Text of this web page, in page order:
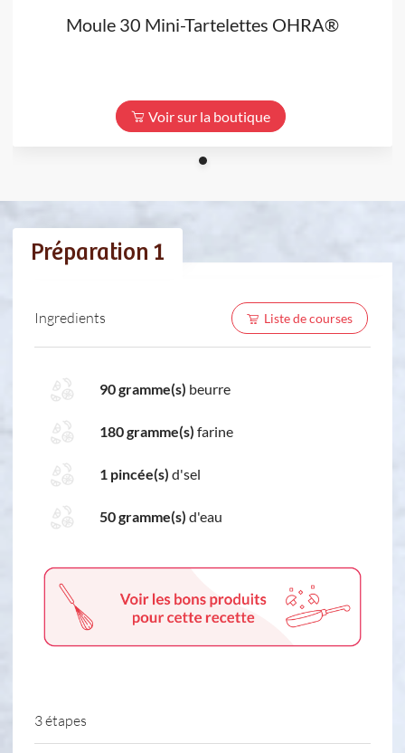
Moule 30 Mini-Tartelettes OHRA®
Voir sur la boutique
Préparation 1
Ingredients Liste de courses
90 gramme(s) beurre
180 gramme(s) farine
1 pincée(s) d'sel
50 gramme(s) d'eau
3 étapes